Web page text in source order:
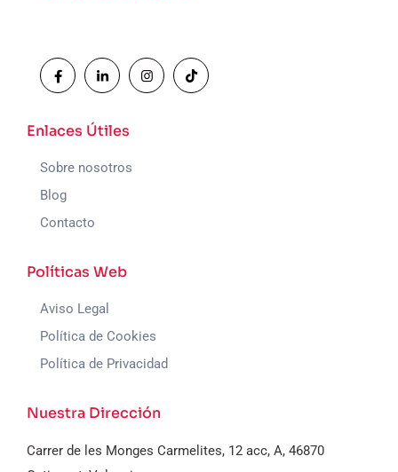
Enlaces Útiles
Sobre nosotros
Blog
Contacto
Políticas Web
Aviso Legal
Política de Cookies
Política de Privacidad
Nuestra Dirección
Carrer de les Monges Carmelites, 12 acc, A, 46870